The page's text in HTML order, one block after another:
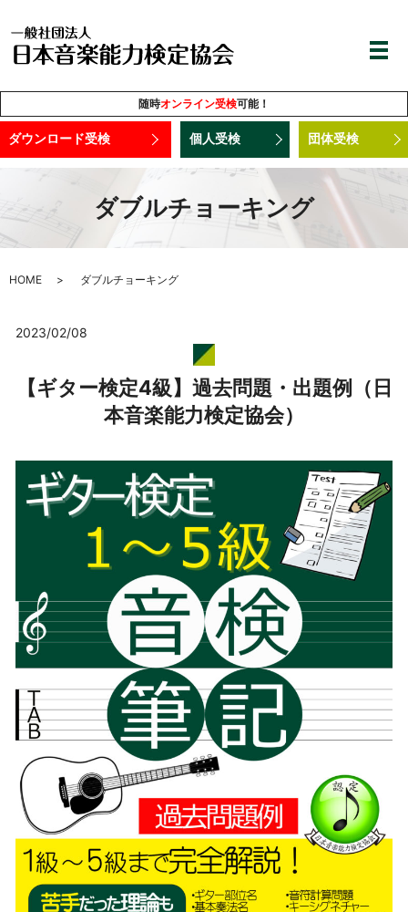
随時オンライン受検可能！
ダウンロード受検 個人受検 団体受検
ダブルチョーキング
HOME ダブルチョーキング
2023/02/08
【ギター検定4級】過去問題・出題例（日
本音楽能力検定協会）